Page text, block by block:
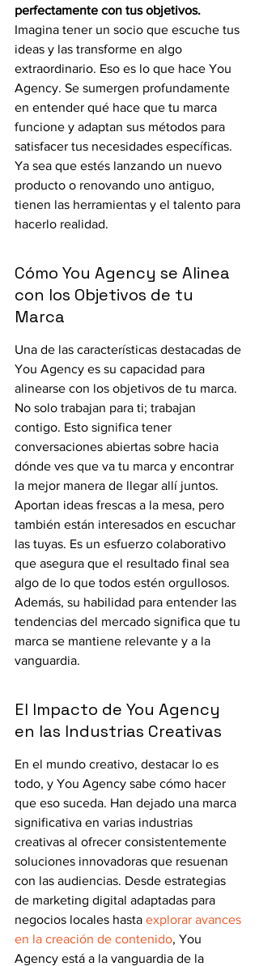
perfectamente con tus objetivos.
Imagina tener un socio que escuche tus
ideas y las transforme en algo
extraordinario. Eso es lo que hace You
Agency. Se sumergen profundamente
en entender qué hace que tu marca
funcione y adaptan sus métodos para
satisfacer tus necesidades específicas.
Ya sea que estés lanzando un nuevo
producto o renovando uno antiguo,
tienen las herramientas y el talento para
hacerlo realidad.
Cómo You Agency se Alinea
con los Objetivos de tu
Marca
Una de las características destacadas de
You Agency es su capacidad para
alinearse con los objetivos de tu marca.
No solo trabajan para ti; trabajan
contigo. Esto significa tener
conversaciones abiertas sobre hacia
dónde ves que va tu marca y encontrar
la mejor manera de llegar allí juntos.
Aportan ideas frescas a la mesa, pero
también están interesados en escuchar
las tuyas. Es un esfuerzo colaborativo
que asegura que el resultado final sea
algo de lo que todos estén orgullosos.
Además, su habilidad para entender las
tendencias del mercado significa que tu
marca se mantiene relevante y a la
vanguardia.
El Impacto de You Agency
en las Industrias Creativas
En el mundo creativo, destacar lo es
todo, y You Agency sabe cómo hacer
que eso suceda. Han dejado una marca
significativa en varias industrias
creativas al ofrecer consistentemente
soluciones innovadoras que resuenan
con las audiencias. Desde estrategias
de marketing digital adaptadas para
negocios locales hasta explorar avances
en la creación de contenido, You
Agency está a la vanguardia de la